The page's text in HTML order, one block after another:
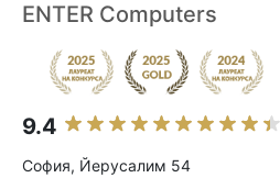
ENTER Computers
9.4
София, Йерусалим 54